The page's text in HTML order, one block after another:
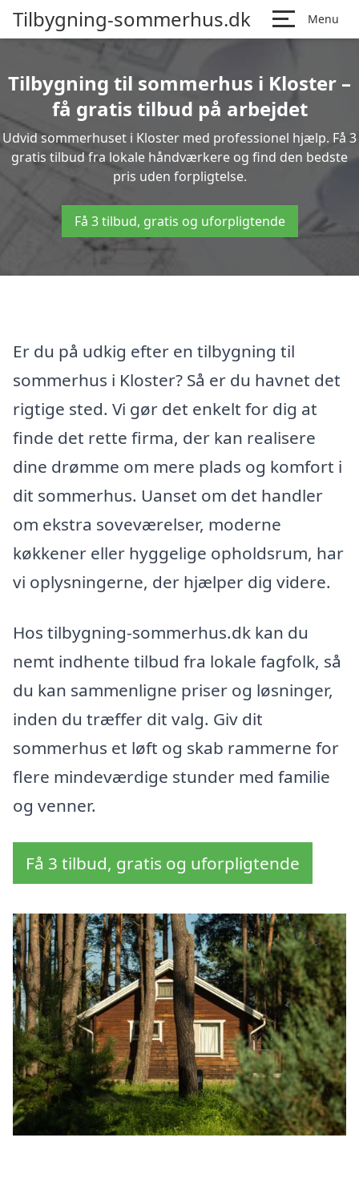
Tilbygning-sommerhus.dk Menu
Tilbygning til sommerhus i Kloster –
få gratis tilbud på arbejdet
Udvid sommerhuset i Kloster med professionel hjælp. Få 3
gratis tilbud fra lokale håndværkere og find den bedste
pris uden forpligtelse.
Få 3 tilbud, gratis og uforpligtende
Er du på udkig efter en tilbygning til
sommerhus i Kloster? Så er du havnet det
rigtige sted. Vi gør det enkelt for dig at
finde det rette firma, der kan realisere
dine drømme om mere plads og komfort i
dit sommerhus. Uanset om det handler
om ekstra soveværelser, moderne
køkkener eller hyggelige opholdsrum, har
vi oplysningerne, der hjælper dig videre.
Hos tilbygning-sommerhus.dk kan du
nemt indhente tilbud fra lokale fagfolk, så
du kan sammenligne priser og løsninger,
inden du træffer dit valg. Giv dit
sommerhus et løft og skab rammerne for
flere mindeværdige stunder med familie
og venner.
Få 3 tilbud, gratis og uforpligtende